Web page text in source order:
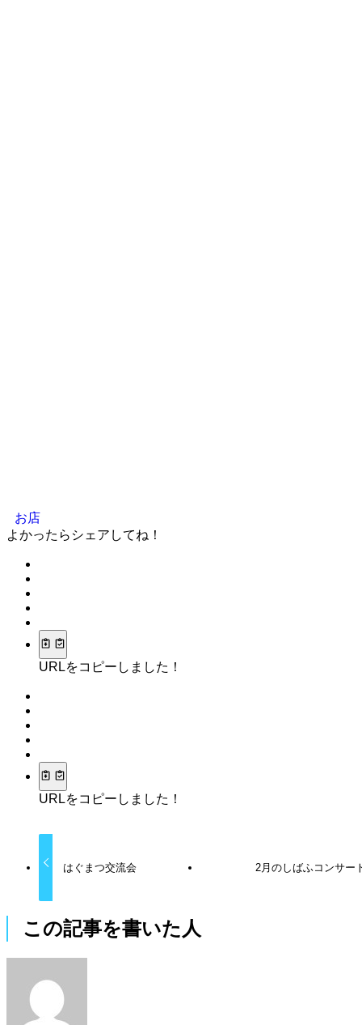
お店
よかったらシェアしてね！
URLをコピーしました！
URLをコピーしました！
はぐまつ交流会 2月のしばふコンサー
この記事を書いた人